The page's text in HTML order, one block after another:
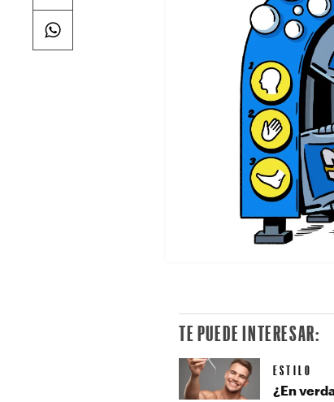
TE PUEDE INTERESAR:
ESTILO
¿En